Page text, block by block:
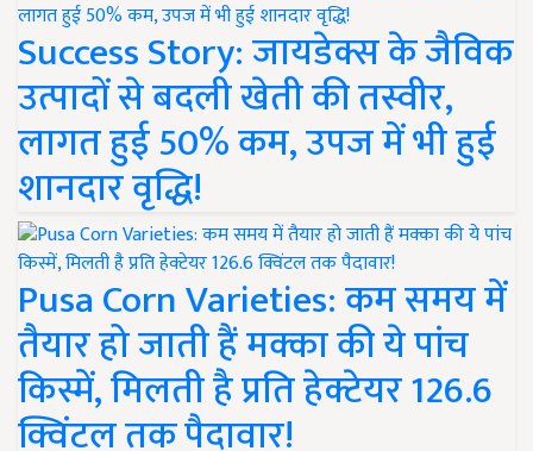
Success Story: जायडेक्स के जैविक
उत्पादों से बदली खेती की तस्वीर,
लागत हुई 50% कम, उपज में भी हुई
शानदार वृद्धि!
Pusa Corn Varieties: कम समय में
तैयार हो जाती हैं मक्का की ये पांच
किस्में, मिलती है प्रति हेक्टेयर 126.6
क्विंटल तक पैदावार!